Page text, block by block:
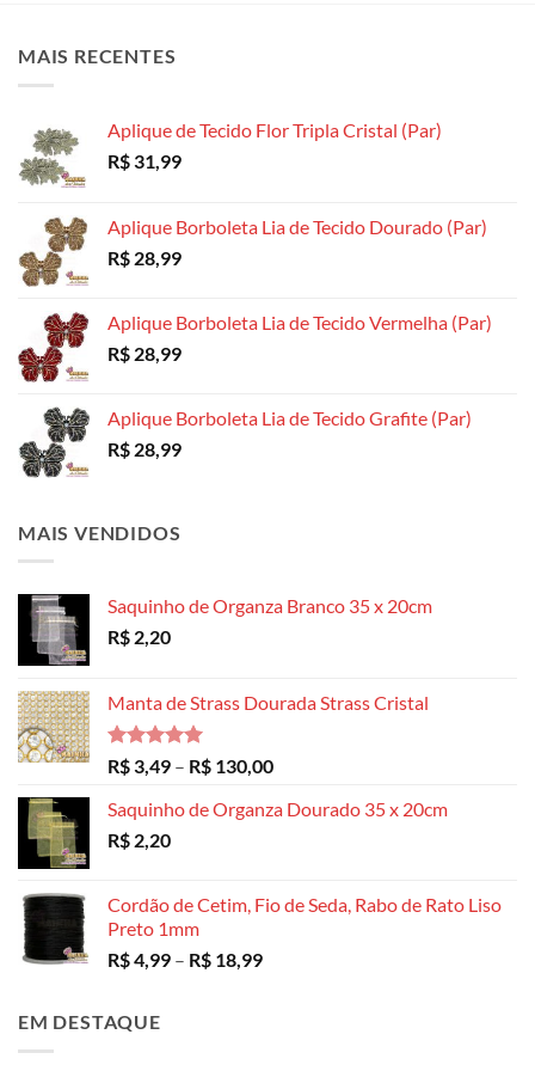
ser
página
do
na
página
MAIS RECENTES
Aplique de Tecido Flor Tripla Cristal (Par)
R$ 31,99
Aplique Borboleta Lia de Tecido Dourado (Par)
R$ 28,99
Aplique Borboleta Lia de Tecido Vermelha (Par)
R$ 28,99
Aplique Borboleta Lia de Tecido Grafite (Par)
R$ 28,99
MAIS VENDIDOS
Saquinho de Organza Branco 35 x 20cm
R$ 2,20
Manta de Strass Dourada Strass Cristal
Avaliação
5.00
de 5
R$ 3,49 – R$ 130,00Faixa
preço:
Saquinho de Organza Dourado 35 x 20cm
R$ 2,20
Cordão de Cetim, Fio de Seda, Rabo de Rato Liso
Preto 1mm
R$4,99 – R$ 18,99Faixa
EM DESTAQUE